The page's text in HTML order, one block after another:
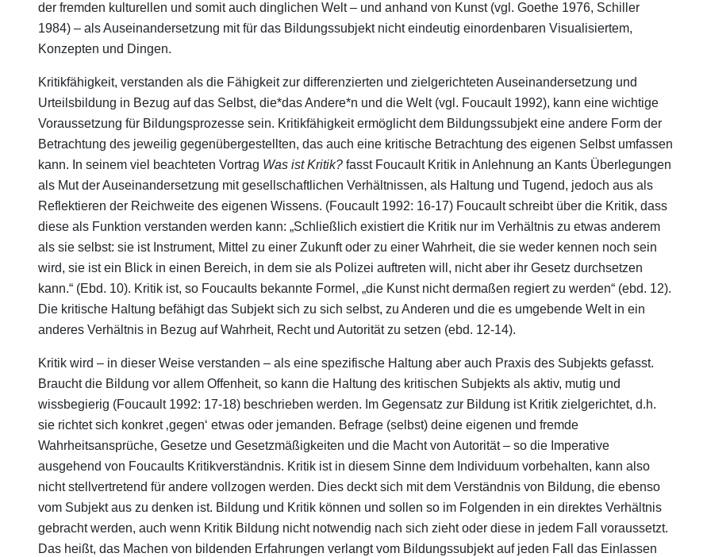
der fremden kulturellen und somit auch dinglichen Welt – und anhand von Kunst (vgl. Goethe 1976, Schiller
1984) – als Auseinandersetzung mit für das Bildungssubjekt nicht eindeutig einordenbaren Visualisiertem,
Konzepten und Dingen.
Kritikfähigkeit, verstanden als die Fähigkeit zur differenzierten und zielgerichteten Auseinandersetzung und
Urteilsbildung in Bezug auf das Selbst, die*das Andere*n und die Welt (vgl. Foucault 1992), kann eine wichtige
Voraussetzung für Bildungsprozesse sein. Kritikfähigkeit ermöglicht dem Bildungssubjekt eine andere Form der
Betrachtung des jeweilig gegenübergestellten, das auch eine kritische Betrachtung des eigenen Selbst umfassen
kann. In seinem viel beachteten Vortrag Was ist Kritik? fasst Foucault Kritik in Anlehnung an Kants Überlegungen
als Mut der Auseinandersetzung mit gesellschaftlichen Verhältnissen, als Haltung und Tugend, jedoch aus als
Reflektieren der Reichweite des eigenen Wissens. (Foucault 1992: 16-17) Foucault schreibt über die Kritik, dass
diese als Funktion verstanden werden kann: „Schließlich existiert die Kritik nur im Verhältnis zu etwas anderem
als sie selbst: sie ist Instrument, Mittel zu einer Zukunft oder zu einer Wahrheit, die sie weder kennen noch sein
wird, sie ist ein Blick in einen Bereich, in dem sie als Polizei auftreten will, nicht aber ihr Gesetz durchsetzen
kann.“ (Ebd. 10). Kritik ist, so Foucaults bekannte Formel, „die Kunst nicht dermaßen regiert zu werden“ (ebd. 12).
Die kritische Haltung befähigt das Subjekt sich zu sich selbst, zu Anderen und die es umgebende Welt in ein
anderes Verhältnis in Bezug auf Wahrheit, Recht und Autorität zu setzen (ebd. 12-14).
Kritik wird – in dieser Weise verstanden – als eine spezifische Haltung aber auch Praxis des Subjekts gefasst.
Braucht die Bildung vor allem Offenheit, so kann die Haltung des kritischen Subjekts als aktiv, mutig und
wissbegierig (Foucault 1992: 17-18) beschrieben werden. Im Gegensatz zur Bildung ist Kritik zielgerichtet, d.h.
sie richtet sich konkret ‚gegen‘ etwas oder jemanden. Befrage (selbst) deine eigenen und fremde
Wahrheitsansprüche, Gesetze und Gesetzmäßigkeiten und die Macht von Autorität – so die Imperative
ausgehend von Foucaults Kritikverständnis. Kritik ist in diesem Sinne dem Individuum vorbehalten, kann also
nicht stellvertretend für andere vollzogen werden. Dies deckt sich mit dem Verständnis von Bildung, die ebenso
vom Subjekt aus zu denken ist. Bildung und Kritik können und sollen so im Folgenden in ein direktes Verhältnis
gebracht werden, auch wenn Kritik Bildung nicht notwendig nach sich zieht oder diese in jedem Fall voraussetzt.
Das heißt, das Machen von bildenden Erfahrungen verlangt vom Bildungssubjekt auf jeden Fall das Einlassen